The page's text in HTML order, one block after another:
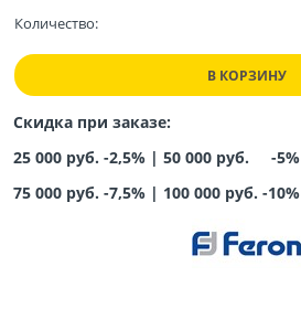
Количество:
В КОРЗИНУ
Скидка при заказе:
25 000 руб. -2,5% | 50 000 руб. -5%
75 000 руб. -7,5% | 100 000 руб. -10%